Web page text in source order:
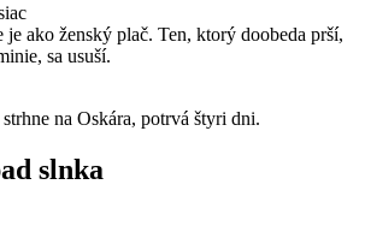
je ako ženský plač. Ten, ktorý doobeda prší,
sa usuší.
na Oskára, potrvá štyri dni.
slnka